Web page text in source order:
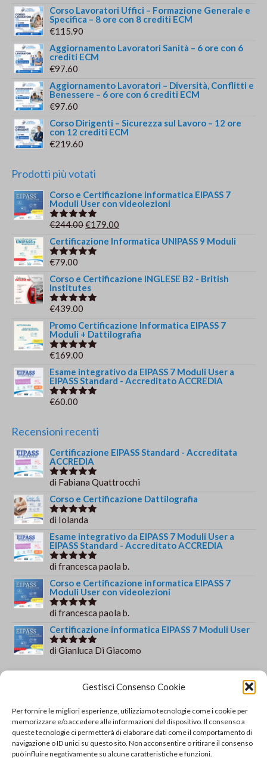
Gestisci Consenso Cookie
Per fornire le migliori esperienze, utilizziamo tecnologie come i cookie per
memorizzare e/o accedere alle informazioni del dispositivo. Il consenso a
queste tecnologie ci permetterà di elaborare dati come il comportamento di
navigazione o ID unici su questo sito. Non acconsentire o ritirare il consenso
può influire negativamente su alcune caratteristiche e funzioni.
Corso Lavoratori Uffici – Formazione Generale e
Specifica – 8 ore con 8 crediti ECM
€115.90
Aggiornamento Lavoratori Sanità – 6 ore con 6
crediti ECM
€97.60
Aggiornamento Lavoratori – Diversità, Conflitti e
Benessere – 6 ore con 6 crediti ECM
€97.60
Corso Dirigenti – Sicurezza sul Lavoro – 12 ore
con 12 crediti ECM
€219.60
Prodotti più votati
Corso e Certificazione informatica EIPASS 7
Moduli User con videolezioni
Valutato
€244.00Il
prezzo
originale
€244.00.
€179.00
prezzo
€179.00.
Certificazione Informatica UNIPASS 9 Moduli
Valutato
€79.00
Corso e Certificazione INGLESE B2 - British
Institutes
Valutato
€439.00
Promo Certificazione Informatica EIPASS 7
Moduli + Dattilografia
Valutato
€169.00
Esame integrativo da EIPASS 7 Moduli User a
EIPASS Standard - Accreditato ACCREDIA
Valutato
€60.00
Recensioni recenti
Certificazione EIPASS Standard - Accreditata
ACCREDIA
Valutato5
di Fabiana Quattrocchi
Corso e Certificazione Dattilografia
Valutato5
di Iolanda
Esame integrativo da EIPASS 7 Moduli User a
EIPASS Standard - Accreditato ACCREDIA
Valutato5
di francesca paola b.
Corso e Certificazione informatica EIPASS 7
Moduli User con videolezioni
Valutato5
di francesca paola b.
Certificazione informatica EIPASS 7 Moduli User
Valutato5
di Gianluca Di Giacomo
84013 Cava de' Tirreni
+39 329 952 9244
info@solsisacademy.it
Lun-Ven: 09:30-18:30, Sab: 10:00-12:00